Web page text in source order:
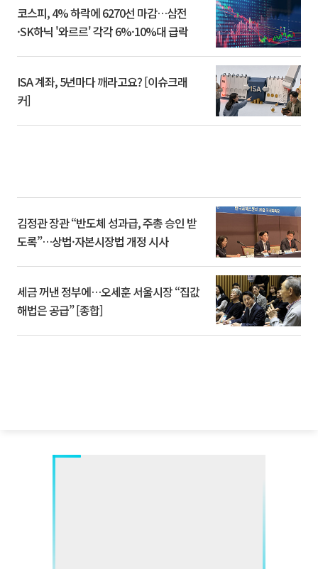
코스피, 4% 하락에 6270선 마감…삼전
·SK하닉 '와르르' 각각 6%·10%대 급락
ISA 계좌, 5년마다 깨라고요? [이슈크래
커]
김정관 장관 “반도체 성과급, 주총 승인 받
도록”…상법·자본시장법 개정 시사
세금 꺼낸 정부에…오세훈 서울시장 “집값
해법은 공급” [종합]